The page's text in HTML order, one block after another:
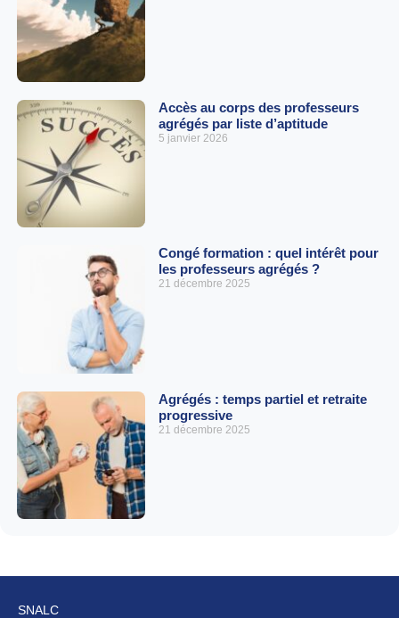
Accès au corps des professeurs
agrégés par liste d’aptitude
5 janvier 2026
Congé formation : quel intérêt pour
les professeurs agrégés ?
21 décembre 2025
Agrégés : temps partiel et retraite
progressive
21 décembre 2025
SNALC